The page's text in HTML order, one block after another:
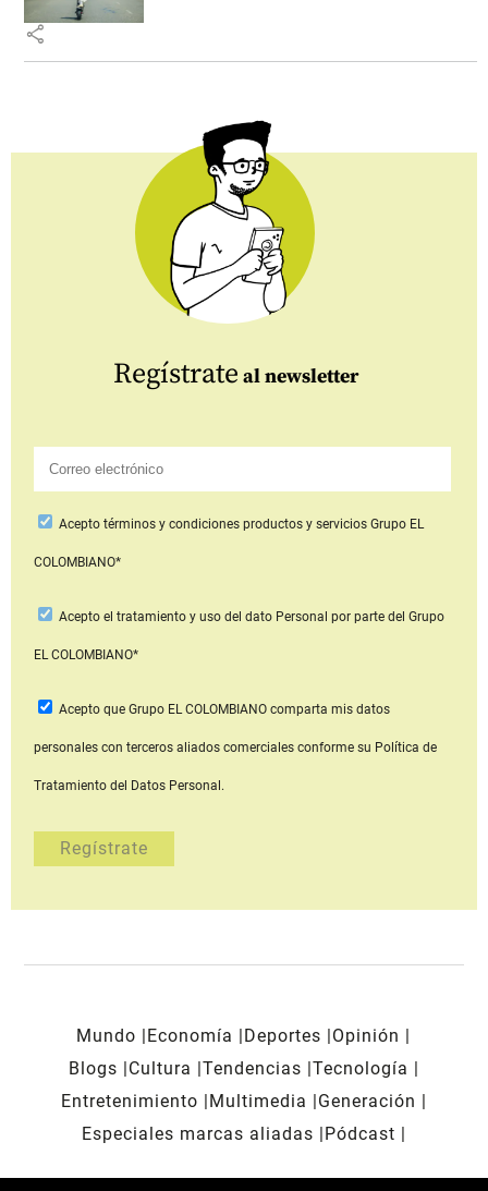
share
Regístrate al newsletter
Aceptotérminos y condiciones productos y serviciosGrupo EL
COLOMBIANO*
Acepto el tratamiento y uso del dato Personal por parte del Grupo
EL COLOMBIANO*
Acepto que Grupo EL COLOMBIANOcomparta mis datos
personales con terceros aliados comerciales conforme su Política de
Tratamiento del Datos Personal.
Mundo Economía Deportes
Opinión
Blogs
Cultura Tendencias Tecnología
Entretenimiento
Multimedia
Generación
Especiales marcas aliadas
Pódcast